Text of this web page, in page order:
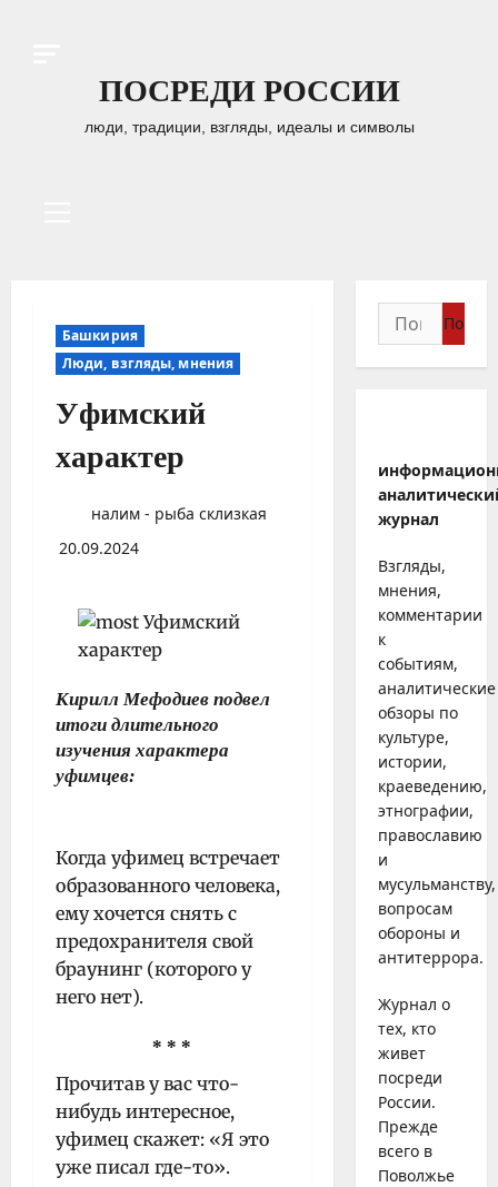
ПОСРЕДИ РОССИИ
люди, традиции, взгляды, идеалы и символы
Башкирия
Люди, взгляды, мнения
Уфимский
характер
налим - рыба склизкая
20.09.2024
Кирилл Мефодиев подвел
итоги длительного
изучения характера
уфимцев:
Когда уфимец встречает
образованного человека,
ему хочется снять с
предохранителя свой
браунинг (которого у
него нет).
* * *
Прочитав у вас что-
нибудь интересное,
уфимец скажет: «Я это
уже писал где-то».
Найти:
журнал
Взгляды,
мнения,
комментарии
к
событиям,
аналитические
обзоры по
культуре,
истории,
краеведению,
этнографии,
православию
и
мусульманству,
вопросам
обороны и
антитеррора.
Журнал о
тех, кто
живет
посреди
России.
Прежде
всего в
Поволжье